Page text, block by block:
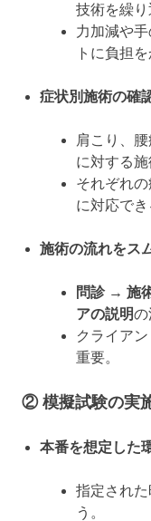
技術を繰り
力加減や
トに負担
症状別施術の確
肩こり、
に対する施
それぞれ
に対応でき
施術の流れをス
問診 → 施
アの説明の
クライア
重要。
② 模擬試験の実
本番を想定した
指定され
う。